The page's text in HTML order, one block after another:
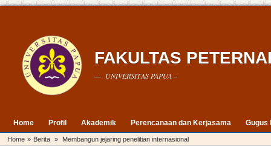
FAKULTAS
— UNIVERSITAS PAPUA –
Home Profil Akademik Perencanaan dan Kerjasama Gugus
Home » Berita » Membangun jejaring penelitian internasional